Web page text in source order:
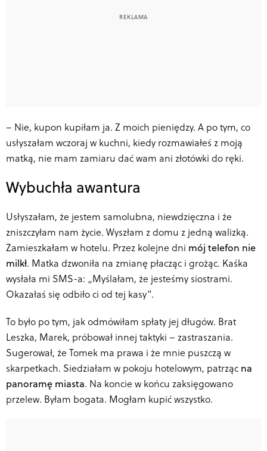
– Nie, kupon kupiłam ja. Z moich pieniędzy. A po tym, co
usłyszałam wczoraj w kuchni, kiedy rozmawiałeś z moją
matką, nie mam zamiaru dać wam ani złotówki do ręki.
Wybuchła awantura
Usłyszałam, że jestem samolubna, niewdzięczna i że
zniszczyłam nam życie. Wyszłam z domu z jedną walizką.
Zamieszkałam w hotelu. Przez kolejne dni mój telefon nie
milkł. Matka dzwoniła na zmianę płacząc i grożąc. Kaśka
wysłała mi SMS-a: „Myślałam, że jesteśmy siostrami.
Okazałaś się odbiło ci od tej kasy”.
To było po tym, jak odmówiłam spłaty jej długów. Brat
Leszka, Marek, próbował innej taktyki – zastraszania.
Sugerował, że Tomek ma prawa i że mnie puszczą w
skarpetkach. Siedziałam w pokoju hotelowym, patrząc na
panoramę miasta. Na koncie w końcu zaksięgowano
przelew. Byłam bogata. Mogłam kupić wszystko.